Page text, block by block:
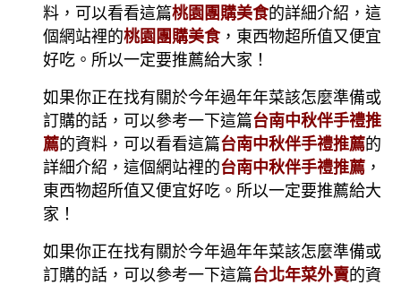
料，可以看看這篇桃園團購美食的詳細介紹，這
個網站裡的桃園團購美食，東西物超所值又便宜
好吃。所以一定要推薦給大家！
如果你正在找有關於今年過年年菜該怎麼準備或
訂購的話，可以參考一下這篇台南中秋伴手禮推
薦的資料，可以看看這篇台南中秋伴手禮推薦的
詳細介紹，這個網站裡的台南中秋伴手禮推薦 ，
東西物超所值又便宜好吃。所以一定要推薦給大
家！
如果你正在找有關於今年過年年菜該怎麼準備或
訂購的話，可以參考一下這篇台北年菜外賣的資